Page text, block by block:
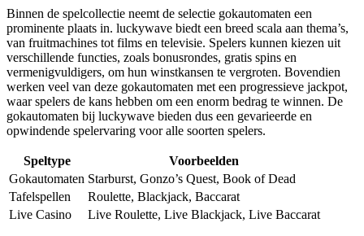
Binnen de spelcollectie neemt de selectie gokautomaten een
prominente plaats in. luckywave biedt een breed scala aan thema’s,
van fruitmachines tot films en televisie. Spelers kunnen kiezen uit
verschillende functies, zoals bonusrondes, gratis spins en
vermenigvuldigers, om hun winstkansen te vergroten. Bovendien
werken veel van deze gokautomaten met een progressieve jackpot,
waar spelers de kans hebben om een enorm bedrag te winnen. De
gokautomaten bij luckywave bieden dus een gevarieerde en
opwindende spelervaring voor alle soorten spelers.
Speltype
Voorbeelden
Gokautomaten Starburst, Gonzo’s Quest, Book of Dead
Tafelspellen
Roulette, Blackjack, Baccarat
Live Casino
Live Roulette, Live Blackjack, Live Baccarat